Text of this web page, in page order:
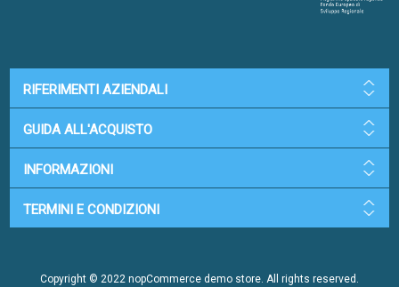
RIFERIMENTI AZIENDALI
GUIDA ALL'ACQUISTO
INFORMAZIONI
TERMINI E CONDIZIONI
Copyright © 2022 nopCommerce demo store. All rights reserved.